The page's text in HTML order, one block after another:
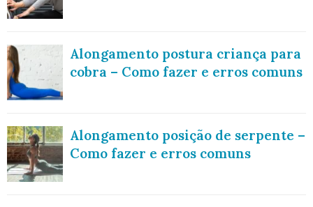
Alongamento postura criança para
cobra – Como fazer e erros comuns
Alongamento posição de serpente –
Como fazer e erros comuns